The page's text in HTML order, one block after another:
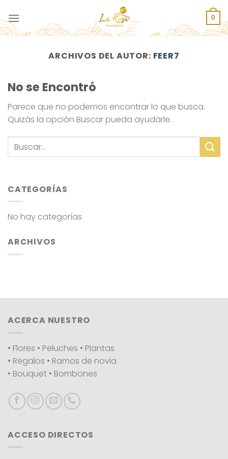
al
contenido
0
ARCHIVOS DEL AUTOR: FEER7
No se Encontró
Parece que no podemos encontrar lo que busca.
Quizás la opción Buscar pueda ayudarle.
CATEGORÍAS
No hay categorías
ARCHIVOS
ACERCA NUESTRO
• Flores • Peluches • Plantas
• Regalos • Ramos de novia
• Bouquet • Bombones
ACCESO DIRECTOS